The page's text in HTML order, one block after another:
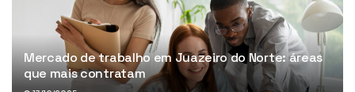
Mercado de trabalho em Juazeiro do Norte: áreas
que mais contratam